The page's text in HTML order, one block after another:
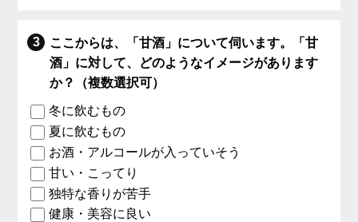
ここからは、「甘酒」について伺います。「甘
酒」に対して、どのようなイメージがあります
か？（複数選択可）
冬に飲むもの
夏に飲むもの
お酒・アルコールが入っていそう
甘い・こってり
独特な香りが苦手
健康・美容に良い